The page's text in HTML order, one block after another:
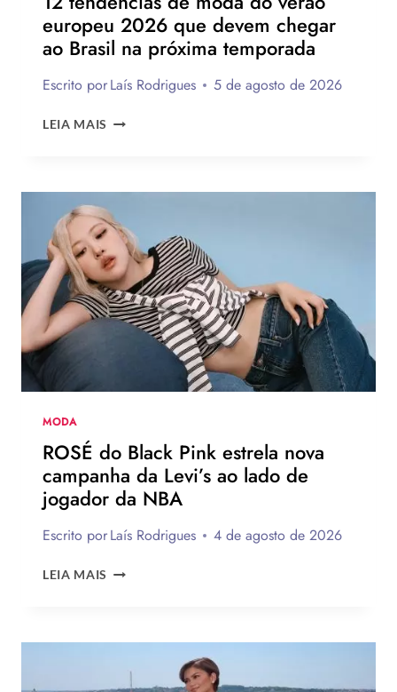
europeu 2026 que devem chegar
ao Brasil na próxima temporada
Escrito porLaís Rodrigues 5 de agosto de 2026
LEIA MAIS
DO
VERÃO
EUROPEU
2026
QUE
DEVEM
CHEGAR
AO
MODA
ROSÉ do Black Pink estrela nova
campanha da Levi’s ao lado de
jogador da NBA
Escrito porLaís Rodrigues 4 de agosto de 2026
LEIA MAIS ROSÉ
ESTRELA
CAMPANHA